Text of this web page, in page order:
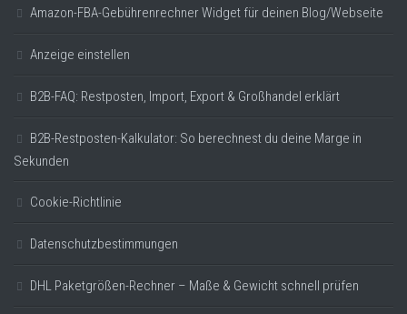
Amazon-FBA-Gebührenrechner Widget für deinen Blog/Webseite
Anzeige einstellen
B2B-FAQ: Restposten, Import, Export & Großhandel erklärt
B2B-Restposten-Kalkulator: So berechnest du deine Marge in
Sekunden
Cookie-Richtlinie
Datenschutzbestimmungen
DHL Paketgrößen-Rechner – Maße & Gewicht schnell prüfen